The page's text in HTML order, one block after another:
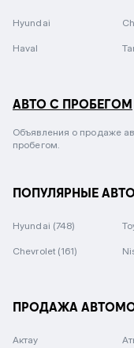
Hyundai
Haval
АВТО С ПРОБЕГОМ
Объявления о продаже
пробегом.
ПОПУЛЯРНЫЕ
Hyundai (748)
Chevrolet (161)
ПРОДАЖА
Актау